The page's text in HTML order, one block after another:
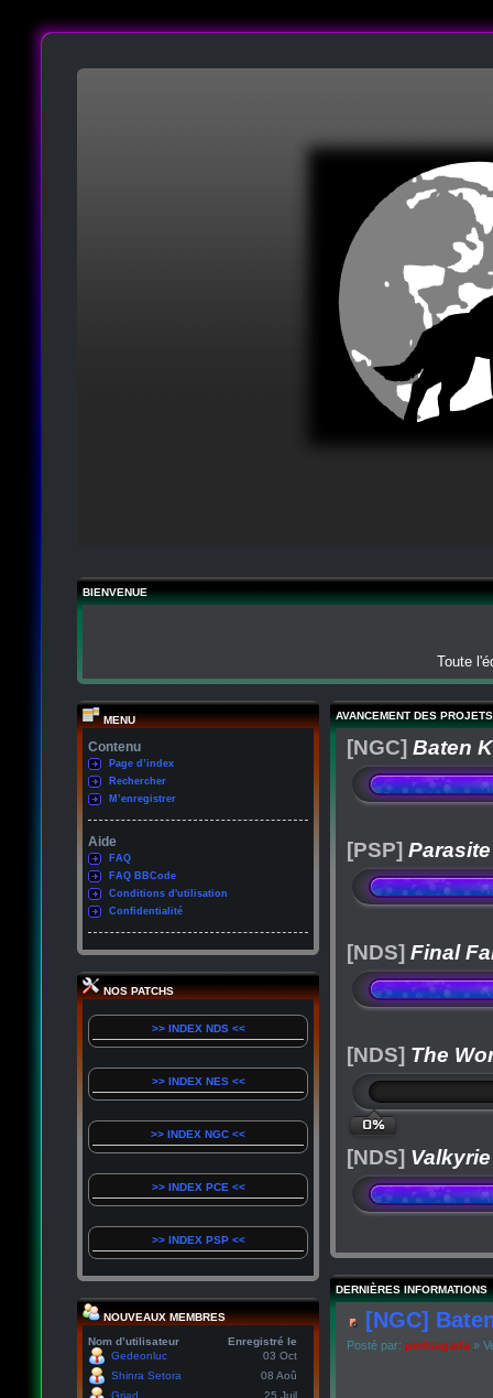
BIENVENUE
Toute
MENU
Contenu
Page d’index
Rechercher
M’enregistrer
Aide
FAQ
FAQ BBCode
Conditions d'utilisation
Confidentialité
NOS PATCHS
>> INDEX NDS <<
>> INDEX NES <<
>> INDEX NGC <<
>> INDEX PCE <<
>> INDEX PSP <<
NOUVEAUX MEMBRES
Nom d’utilisateur
Enregistré le
Gedeonluc
03 Oct
Shinra Setora
08 Aoû
Griad
25 Juil
AVANCEMENT DES PROJETS
[NGC] Baten
[PSP]
[NDS] Final
[NDS] The
0%
[NDS]
DERNIÈRES INFORMATIONS
[NGC]
Posté par: pinktagada »